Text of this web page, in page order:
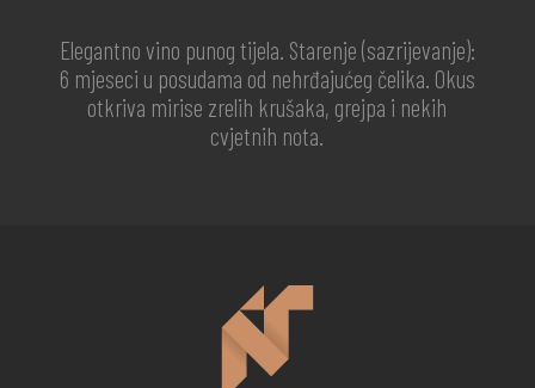
Elegantno vino punog tijela. Starenje (sazrijevanje):
6 mjeseci u posudama od nehrđajućeg čelika. Okus
otkriva mirise zrelih krušaka, grejpa i nekih
cvjetnih nota.